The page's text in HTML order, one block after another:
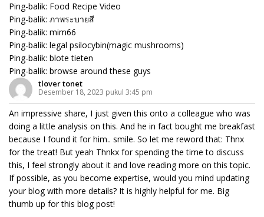
Ping-balik: Food Recipe Video
Ping-balik: ภาพระบายสี
Ping-balik: mim66
Ping-balik: legal psilocybin(magic mushrooms)
Ping-balik: blote tieten
Ping-balik: browse around these guys
tlover tonet
Desember 18, 2023 pukul 3:45 pm
An impressive share, I just given this onto a colleague who was
doing a little analysis on this. And he in fact bought me breakfast
because I found it for him.. smile. So let me reword that: Thnx
for the treat! But yeah Thnkx for spending the time to discuss
this, I feel strongly about it and love reading more on this topic.
If possible, as you become expertise, would you mind updating
your blog with more details? It is highly helpful for me. Big
thumb up for this blog post!